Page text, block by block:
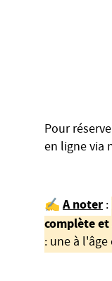
Pour
en ligne via
✍️ A noter :
complète
: une à